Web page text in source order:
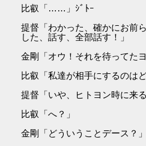
比叡「……」ｼﾞﾄｰ
提督「わかった、確かにお前
した、話す、全部話す！」
金剛「オウ！それを待ってたヨ
比叡「私達が相手にするのは
提督「いや、ヒトヨン時に来
比叡「へ？」
金剛「どういうことデース？」